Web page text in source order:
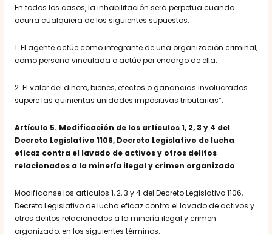
En todos los casos, la inhabilitación será perpetua cuando
ocurra cualquiera de los siguientes supuestos:
1. El agente actúe como integrante de una organización criminal,
como persona vinculada o actúe por encargo de ella.
2. El valor del dinero, bienes, efectos o ganancias involucrados
supere las quinientas unidades impositivas tributarias”.
Artículo 5. Modificación de los artículos 1, 2, 3 y 4 del
Decreto Legislativo 1106, Decreto Legislativo de lucha
eficaz contra el lavado de activos y otros delitos
relacionados a la minería ilegal y crimen organizado
Modifícanse los artículos 1, 2, 3 y 4 del Decreto Legislativo 1106,
Decreto Legislativo de lucha eficaz contra el lavado de activos y
otros delitos relacionados a la minería ilegal y crimen
organizado, en los siguientes términos: